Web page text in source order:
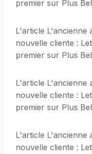
premier sur Plus
L'article L'ancienne
nouvelle cliente :
premier sur Plus
L'article L'ancienne
nouvelle cliente :
premier sur Plus
L'article L'ancienne
nouvelle cliente :